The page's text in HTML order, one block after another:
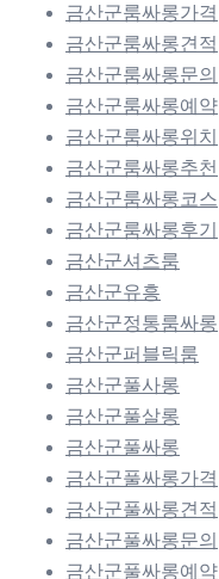
금산군룸싸롱가격
금산군룸싸롱견적
금산군룸싸롱문의
금산군룸싸롱예약
금산군룸싸롱위치
금산군룸싸롱추천
금산군룸싸롱코스
금산군룸싸롱후기
금산군셔츠룸
금산군유흥
금산군정통룸싸롱
금산군퍼블릭룸
금산군풀사롱
금산군풀살롱
금산군풀싸롱
금산군풀싸롱가격
금산군풀싸롱견적
금산군풀싸롱문의
금산군풀싸롱예약